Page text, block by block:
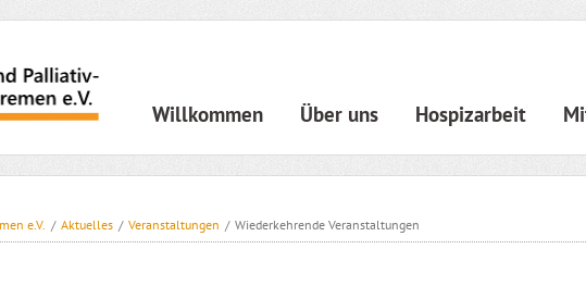
überspringen
Willkommen Über uns Hospizarbeit
e.V. / Aktuelles / Veranstaltungen / Wiederkehrende Veranstaltungen